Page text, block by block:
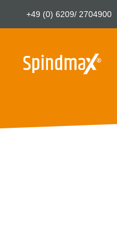
+49 (0) 6209/ 2704900